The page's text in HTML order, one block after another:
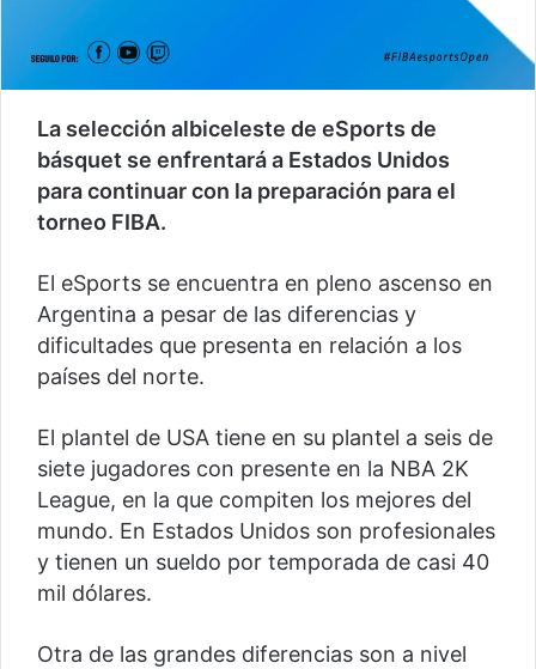
La selección albiceleste de eSports de
básquet se enfrentará a Estados Unidos
para continuar con la preparación para el
torneo FIBA.
El eSports se encuentra en pleno ascenso en
Argentina a pesar de las diferencias y
dificultades que presenta en relación a los
países del norte.
El plantel de USA tiene en su plantel a seis de
siete jugadores con presente en la NBA 2K
League, en la que compiten los mejores del
mundo. En Estados Unidos son profesionales
y tienen un sueldo por temporada de casi 40
mil dólares.
Otra de las grandes diferencias son a nivel